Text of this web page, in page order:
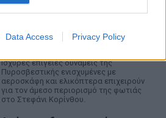
Data Access Privacy Policy
Συναγερμός στο Στεφάνι ‑
Εναέρια μέσα και μήνυμα
εκκένωσης από το 112
Ισχυρές επίγειες δυνάμεις της
Πυροσβεστικής ενισχυμένες με
αεροσκάφη και ελικόπτερα επιχειρούν
για τον άμεσο περιορισμό της φωτιάς
στο Στεφάνι Κορίνθου.